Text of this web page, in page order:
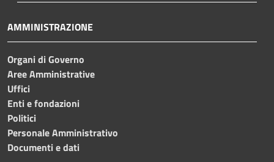
AMMINISTRAZIONE
Organi di Governo
Aree Amministrative
Uffici
Enti e fondazioni
Politici
Personale Amministrativo
Documenti e dati